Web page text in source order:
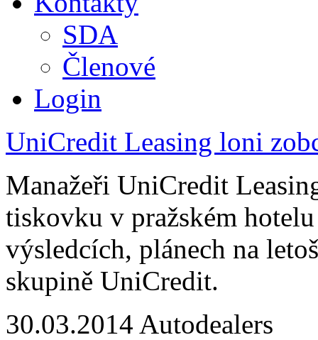
SDA
Členové
Login
UniCredit Leasing loni
Manažeři UniCredit
tiskovku v pražském
výsledcích, plánech na
skupině UniCredit.
30.03.2014 Autodealers